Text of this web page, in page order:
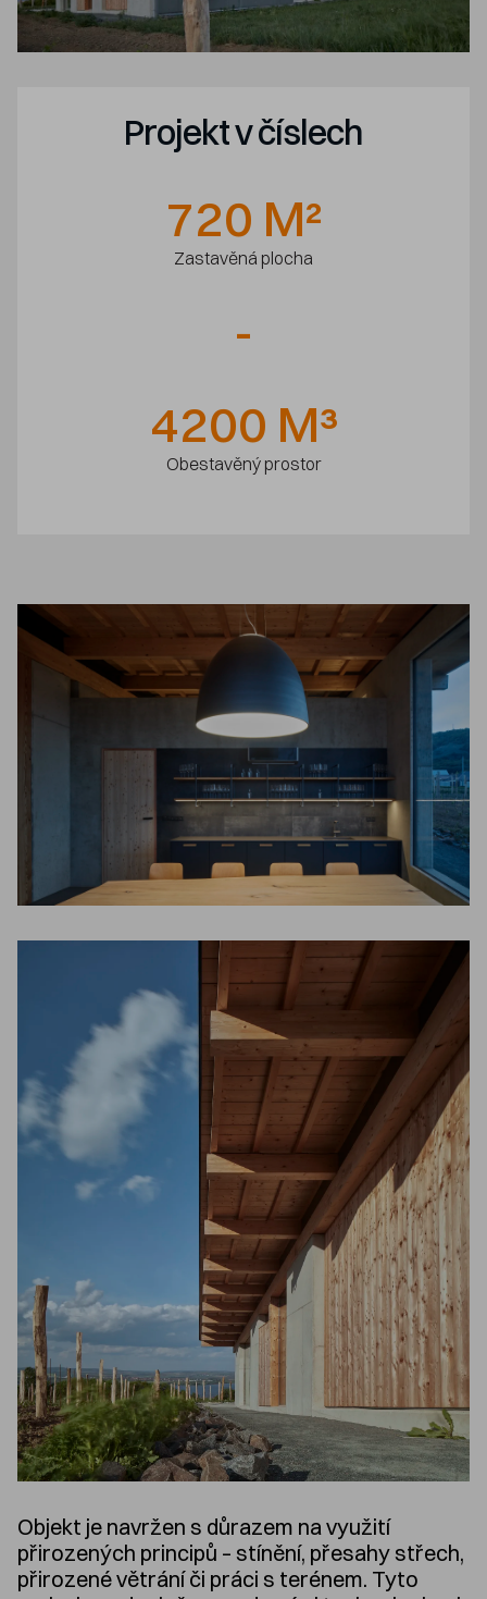
Projekt v číslech
720 M²
Zastavěná plocha
-
4200 M³
Obestavěný prostor
Objekt je navržen s důrazem na využití
přirozených principů – stínění, přesahy střech,
přirozené větrání či práci s terénem. Tyto